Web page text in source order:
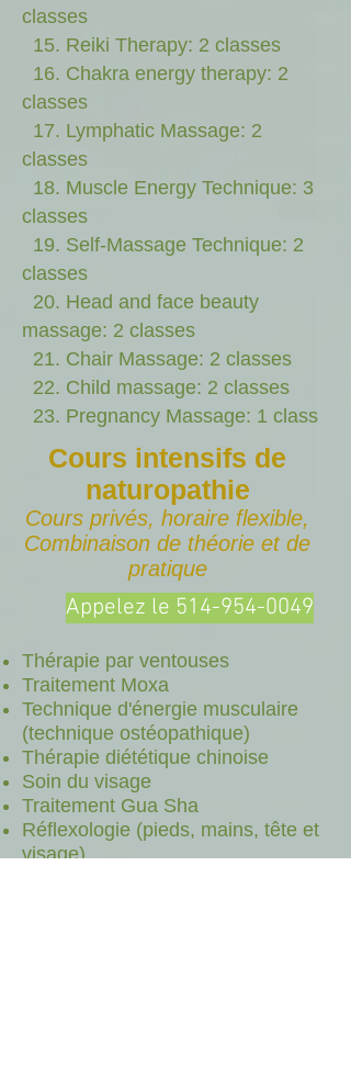
classes
15. Reiki Therapy: 2 classes
16. Chakra energy therapy: 2
classes
17. Lymphatic Massage: 2
classes
18. Muscle Energy Technique: 3
classes
19. Self-Massage Technique: 2
classes
20. Head and face beauty
massage: 2 classes
21. Chair Massage: 2 classes
22. Child massage: 2 classes
23. Pregnancy Massage: 1 class
Cours intensifs de
naturopathie
Cours privés, horaire flexible,
Combinaison de théorie et de
pratique
Appelez le 514-954-0049
Thérapie par ventouses
Traitement Moxa
Technique d'énergie musculaire
(technique ostéopathique)
Thérapie diététique chinoise
Soin du visage
Traitement Gua Sha
Réflexologie (pieds, mains, tête et
visage)